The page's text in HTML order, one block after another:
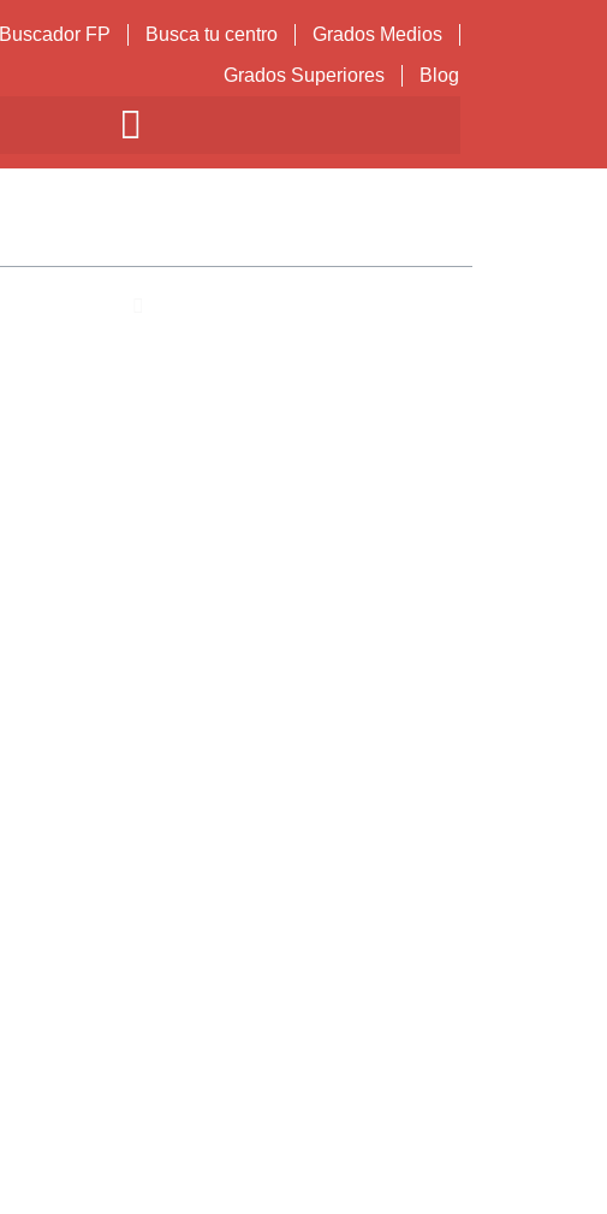
Buscador FP Busca tu centro
Grados Medios
Grados Superiores
Blog